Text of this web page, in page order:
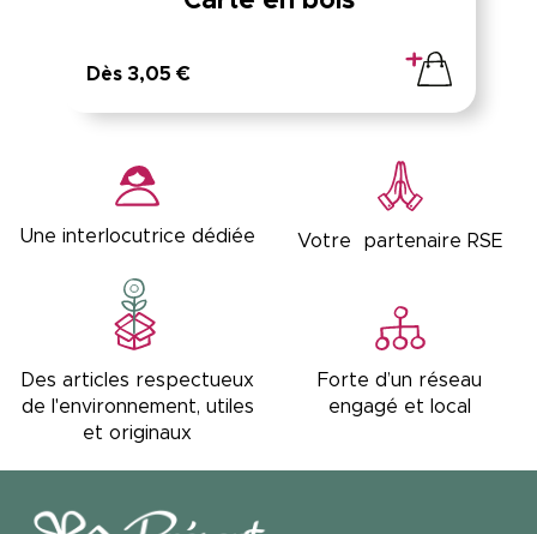
Dès 3,05 €
Une interlocutrice dédiée Votre partenaire RSE
Des articles respectueux
de l'environnement, utiles
et originaux
Forte d’un réseau
engagé et local